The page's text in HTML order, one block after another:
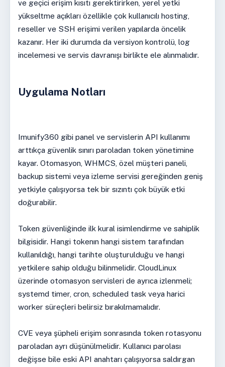
ve geçici erişim kısıtı gerektirirken, yerel yetki
yükseltme açıkları özellikle çok kullanıcılı hosting,
reseller ve SSH erişimi verilen yapılarda öncelik
kazanır. Her iki durumda da versiyon kontrolü, log
incelemesi ve servis davranışı birlikte ele alınmalıdır.
Uygulama Notları
Imunify360 gibi panel ve servislerin API kullanımı
arttıkça güvenlik sınırı paroladan token yönetimine
kayar. Otomasyon, WHMCS, özel müşteri paneli,
backup sistemi veya izleme servisi gereğinden geniş
yetkiyle çalışıyorsa tek bir sızıntı çok büyük etki
doğurabilir.
Token güvenliğinde ilk kural isimlendirme ve sahiplik
bilgisidir. Hangi tokenın hangi sistem tarafından
kullanıldığı, hangi tarihte oluşturulduğu ve hangi
yetkilere sahip olduğu bilinmelidir. CloudLinux
üzerinde otomasyon servisleri de ayrıca izlenmeli;
systemd timer, cron, scheduled task veya harici
worker süreçleri belirsiz bırakılmamalıdır.
CVE veya şüpheli erişim sonrasında token rotasyonu
paroladan ayrı düşünülmelidir. Kullanıcı parolası
değişse bile eski API anahtarı çalışıyorsa saldırgan